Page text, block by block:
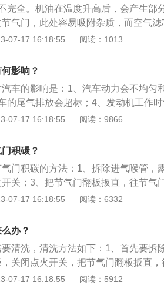
完全。机油在温度升高后，会产生部
气门，此处容易吸附杂质，而空气滤
会有少量灰尘通过，久而久之便形成
通过反复高温加热就会变硬形成节气
低，就会发生不彻底燃烧。有用的部分
分便吸附在节气门上，时间一长便转
故障无法完全燃烧，气缸压力不足无
床漏水等一系列原因，都会造成的积
致节气门积碳。6、空气质量差。长
燃烧不完全，从而产生积碳。7、气
统故障吸油，时间久了会转化成积碳
也容易产生积碳。9、发动机机油蒸
积碳是指在发动机发动时，燃料与串入
蜡和胶质物的堆积物。节气门积碳过
响到汽车发动机的驱动力，假如车
况，就说明节气门的积碳过多。如果
07-17 16:18:55 阅读：1013
影响？
车的影响是：1、汽车动力会不均匀
的尾气排放会超标；4、发动机工作
成损坏；5、汽车冷启动会困难。节
类。节气门形成污垢的原因是：1、机
07-17 16:18:55 阅读：9866
积碳？
气门积碳的方法：1、拆除进气喉管，
关；3、把节气门翻板扳直，往节气
或者无纺布进行擦洗，节气门深处可
节气门的开度，让进气处于正常状态
保持着以前的开度，会造成进气量过
07-17 16:18:55 阅读：6332
办？
清洗，清洗方法如下：1、首先要拆
关闭点火开关，把节气门翻板扳直
用涤纶抹布或者高纺“无纺布”小心擦
07-17 16:18:55 阅读：5912